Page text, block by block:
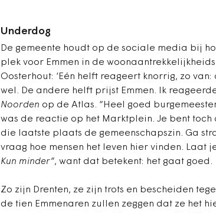
Underdog
De gemeente houdt op de sociale media bij
plek voor Emmen in de
Oosterhout: ‘Eén helft reageert knorrig, zo
wel. De andere helft prijst Emmen. Ik
Noorden op de Atlas. “Heel goed
was de reactie op het Marktplein. Je bent
die laatste plaats de gemeenschapszin. Ga
vraag hoe mensen het leven hier vinden. Laat
Kun minder”, want dat betekent: het gaat goed.
Zo zijn Drenten, ze zijn trots en bescheiden
de tien Emmenaren zullen zeggen dat ze het